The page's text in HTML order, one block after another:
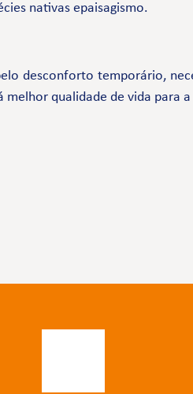
nativas epaisagismo.
desconforto temporário,
qualidade de vida para